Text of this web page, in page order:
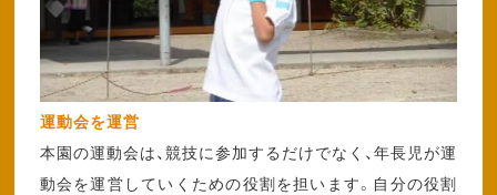
運動会を運営
本園の運動会は、競技に参加するだけでなく、年長児が運
動会を運営していくための役割を担います。自分の役割